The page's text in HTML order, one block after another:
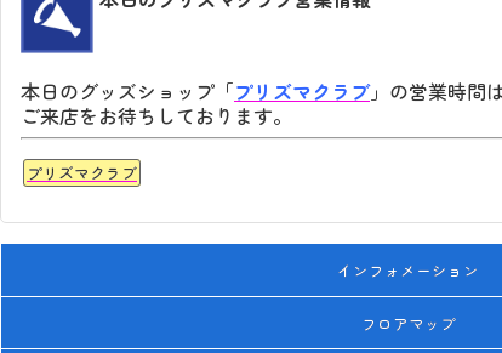
本日のグッズショップ「プリズマクラブ」の営業時間
ご来店をお待ちしております。
プリズマクラブ
インフォメーション
フロアマップ